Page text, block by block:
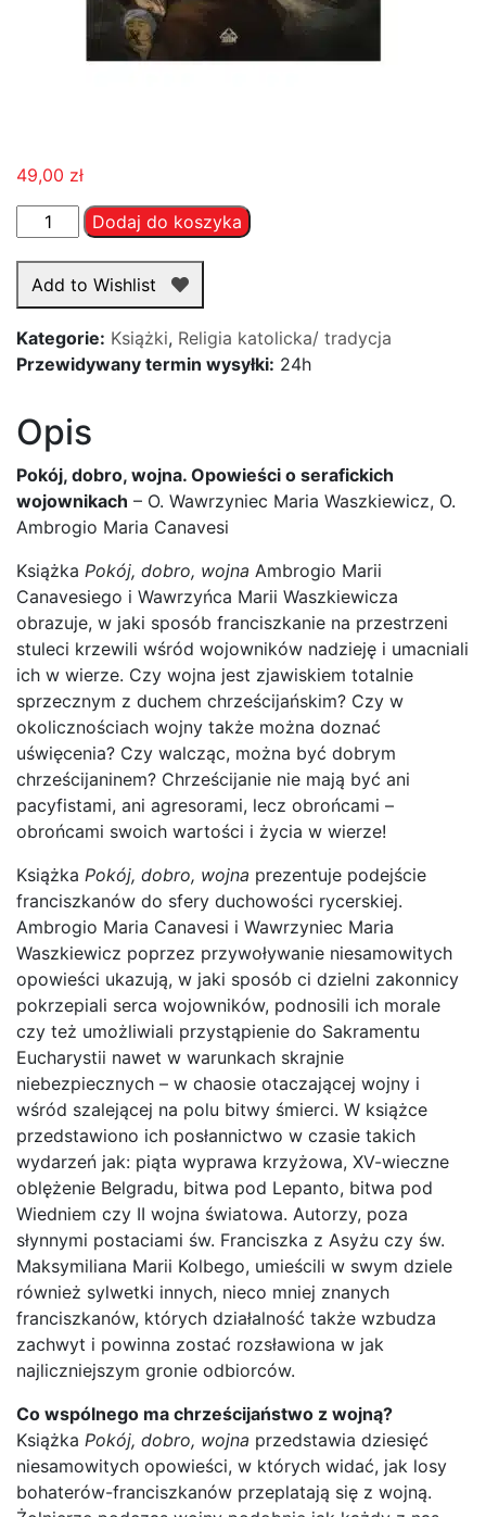
49,00 zł
ilość
Pokój,
dobro,
wojna
Dodaj do koszyka
Add to Wishlist
Kategorie: Książki, Religia katolicka/ tradycja
Przewidywany termin wysyłki: 24h
Opis
Pokój, dobro, wojna. Opowieści o serafickich
wojownikach – O. Wawrzyniec Maria Waszkiewicz, O.
Ambrogio Maria Canavesi
Książka Pokój, dobro, wojna Ambrogio Marii
Canavesiego i Wawrzyńca Marii Waszkiewicza
obrazuje, w jaki sposób franciszkanie na przestrzeni
stuleci krzewili wśród wojowników nadzieję i umacniali
ich w wierze. Czy wojna jest zjawiskiem totalnie
sprzecznym z duchem chrześcijańskim? Czy w
okolicznościach wojny także można doznać
uświęcenia? Czy walcząc, można być dobrym
chrześcijaninem? Chrześcijanie nie mają być ani
pacyfistami, ani agresorami, lecz obrońcami –
obrońcami swoich wartości i życia w wierze!
Książka Pokój, dobro, wojna prezentuje podejście
franciszkanów do sfery duchowości rycerskiej.
Ambrogio Maria Canavesi i Wawrzyniec Maria
Waszkiewicz poprzez przywoływanie niesamowitych
opowieści ukazują, w jaki sposób ci dzielni zakonnicy
pokrzepiali serca wojowników, podnosili ich morale
czy też umożliwiali przystąpienie do Sakramentu
Eucharystii nawet w warunkach skrajnie
niebezpiecznych – w chaosie otaczającej wojny i
wśród szalejącej na polu bitwy śmierci. W książce
przedstawiono ich posłannictwo w czasie takich
wydarzeń jak: piąta wyprawa krzyżowa, XV-wieczne
oblężenie Belgradu, bitwa pod Lepanto, bitwa pod
Wiedniem czy II wojna światowa. Autorzy, poza
słynnymi postaciami św. Franciszka z Asyżu czy św.
Maksymiliana Marii Kolbego, umieścili w swym dziele
również sylwetki innych, nieco mniej znanych
franciszkanów, których działalność także wzbudza
zachwyt i powinna zostać rozsławiona w jak
najliczniejszym gronie odbiorców.
Co wspólnego ma chrześcijaństwo z wojną?
Książka Pokój, dobro, wojna przedstawia dziesięć
niesamowitych opowieści, w których widać, jak losy
bohaterów-franciszkanów przeplatają się z wojną.